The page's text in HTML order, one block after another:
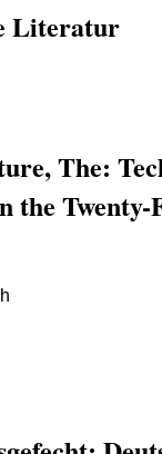
Literatur
The:
the